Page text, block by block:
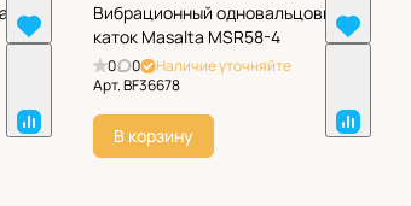
Вибрационный одновальцовый
каток Masalta MSR58-4
0 0
Наличие уточняйте
Арт.BF36678
В корзину